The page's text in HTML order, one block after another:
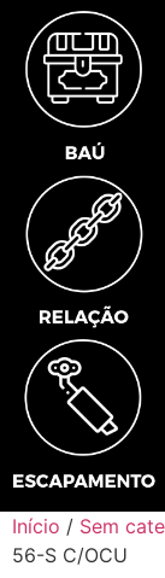
Início / Sem
56-S C/OCU